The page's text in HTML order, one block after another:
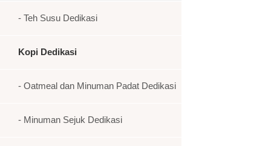
- Teh Susu Dedikasi
Kopi Dedikasi
- Oatmeal dan Minuman Padat Dedikasi
- Minuman Sejuk Dedikasi